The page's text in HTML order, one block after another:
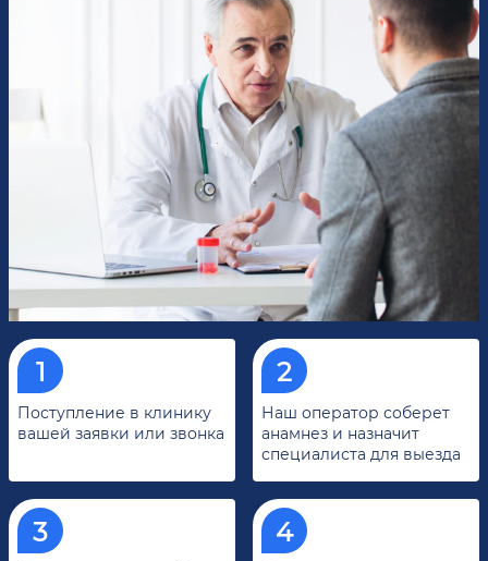
Поступление в клинику
вашей заявки или звонка
Наш оператор соберет
анамнез и назначит
специалиста для выезда